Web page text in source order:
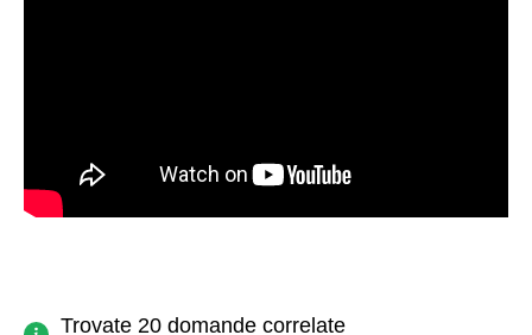
Trovate 20 domande correlate